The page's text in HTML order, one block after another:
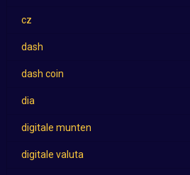
cz
dash
dash coin
dia
digitale munten
digitale valuta